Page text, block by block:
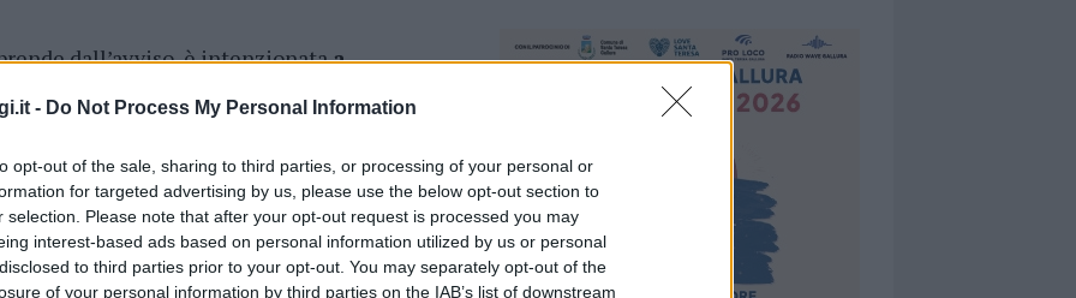
- Do Not Process My Personal Information
opt-out of the sale, sharing to third parties, or processing of your personal or
for targeted advertising by us, please use the below opt-out section to
selection. Please note that after your opt-out request is processed you may
interest-based ads based on personal information utilized by us or personal
to third parties prior to your opt-out. You may separately opt-out of the
of your personal information by third parties on the IAB’s list of downstream
dall’avviso, è intenzionataa
di una società in house che
nel servizio di gestione rifiuti. L’incontro,
di piazza Garibaldi, è aperto a tutti i